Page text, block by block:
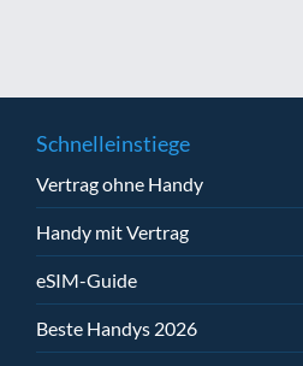
Schnelleinstiege
Vertrag ohne Handy
Handy mit Vertrag
eSIM-Guide
Beste Handys 2026